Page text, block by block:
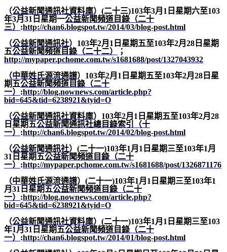
（公益新聞通訊社資料庫） (二十三)103年3月 1 日星期六至103
年3月 31 日星期一公益新聞頻道目錄（二十
三） :http://chan6.blogspot.tw/2014/03/blog-post.html
（公益新聞通訊社） 103年2月 1 日星期五至103年2月 28 日星期
五公益新聞頻道目錄（二十二）
；
http://mypaper.pchome.com.tw/s1681688/post/1327043932
（中華姓氏源流通譜） 103年2月 1 日星期五至103年2月 28 日星
期五公益新聞頻道目錄（二十
一） :http://blog.nownews.com/article.php?
bid=645&tid=6238921&tyid=O
（公益新聞通訊社資料庫） 103年2月 1 日星期五至103年2月 28
日星期五公益新聞通訊社總目錄索引（十
一） :http://chan6.blogspot.tw/2014/02/blog-post.html
（公益新聞通訊社） (二十一)103年1 月 1 日星期三至103年1 月
31 日星期五公益新聞頻道目錄（二十
一） :http://mypaper.pchome.com.tw/s1681688/post/1326871176
（中華姓氏源流通譜） (二十一)103年1 月 1 日星期三至103年1
月 31 日星期五公益新聞頻道目錄（二十
一） :http://blog.nownews.com/article.php?
bid=645&tid=6238921&tyid=O
（公益新聞通訊社資料庫） (二十一)103年1 月 1 日星期三至103
年1 月 31 日星期五公益新聞頻道目錄（二十
一） :http://chan6.blogspot.tw/2014/01/blog-post.html